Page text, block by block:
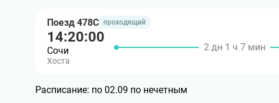
Поезд 478С проходящий
14:20:00
Сочи
Хоста
2 дн 1 ч 7 мин
Расписание: по 02.09 по нечетным